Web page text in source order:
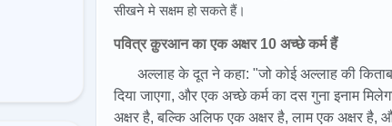
सीखने मे सक्षम हो सकते हैं।
पवित्र क़ुरआन का एक अक्षर 10 अच्छे कर्म हैं
अल्लाह के दूत ने कहा: "जो कोई अल्लाह की
दिया जाएगा, और एक अच्छे कर्म का दस गुना इनाम
अक्षर है, बल्कि अलिफ एक अक्षर है, लाम एक अक्षर है,